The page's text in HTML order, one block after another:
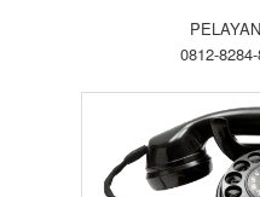
0812-